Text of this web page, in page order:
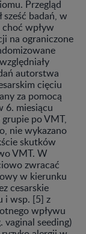
Przegląd
badań, w
wpływ
na ograniczone
autorstwa
cięciu
za pomocą
6. miesiącu
po VMT,
nie wykazano
skutków
VMT. W
zwracać
w kierunku
cesarskie
i wsp. [5] z
wpływu
seeding)